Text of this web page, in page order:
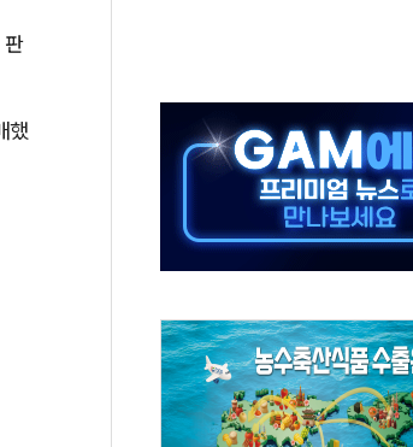
, '정부 특사'로 콜롬비아 대통령 취임식 참석
우스' 공방…野 "청년 우롱 기괴" vs 與 "송구한 해프닝"
했